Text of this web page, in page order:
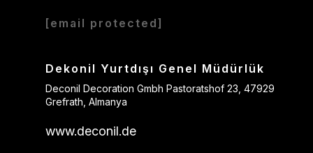
[email protected]
Dekonil Yurtdışı Genel Müdürlük
Deconil Decoration Gmbh Pastoratshof 23, 47929
Grefrath, Almanya
www.deconil.de